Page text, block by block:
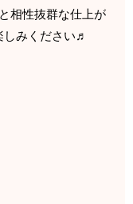
相性抜群な仕上が
しみください♬